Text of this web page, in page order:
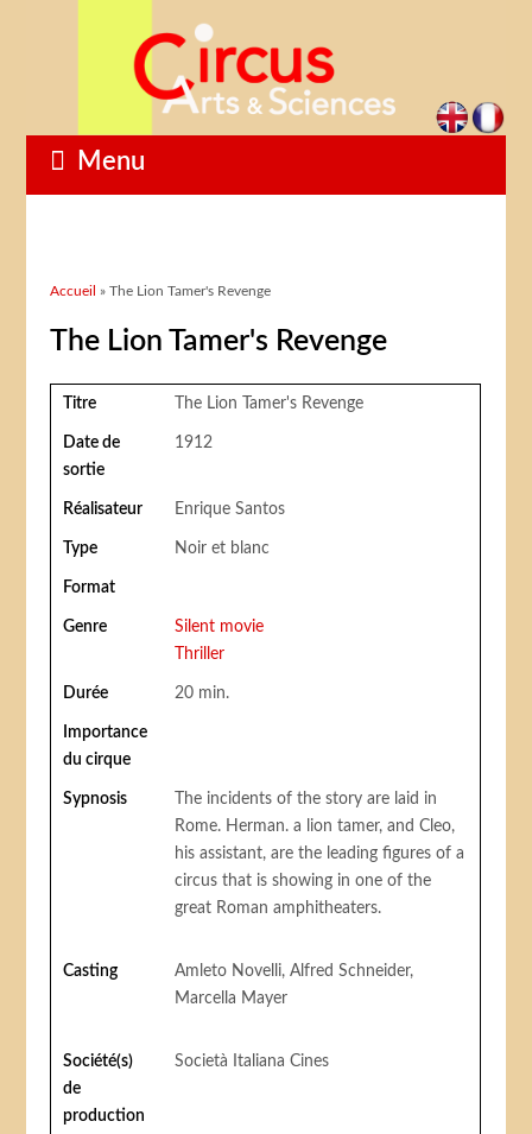
Menu
Vous êtes ici
Accueil » The Lion Tamer's Revenge
The Lion Tamer's Revenge
Titre The Lion Tamer's Revenge
Date de
sortie
1912
Réalisateur Enrique Santos
Type Noir et blanc
Format
Genre
Silent movie
Thriller
Durée 20 min.
Importance
du cirque
Sypnosis
The incidents of the story are laid in
Rome. Herman. a lion tamer, and Cleo,
his assistant, are the leading figures of a
circus that is showing in one of the
great Roman amphitheaters.
Casting
Amleto Novelli, Alfred Schneider,
Marcella Mayer
Société(s)
de
production
Società Italiana Cines